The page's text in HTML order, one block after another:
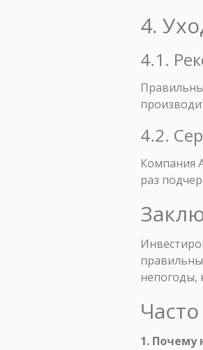
4.
4.1.
4.2.
Компания
раз
непогоды,
1. Почему